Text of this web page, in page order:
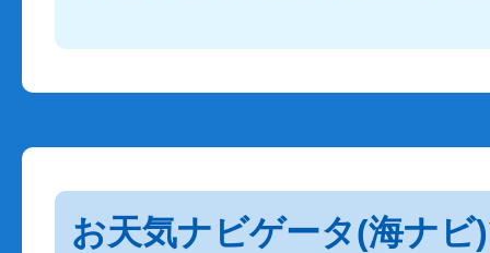
お天気ナビゲータ(海ナビ